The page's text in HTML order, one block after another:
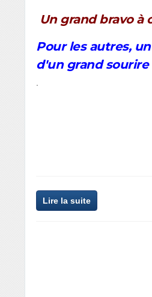
Un grand bravo à
Pour les autres,
d'un grand sourire
Lire la suite